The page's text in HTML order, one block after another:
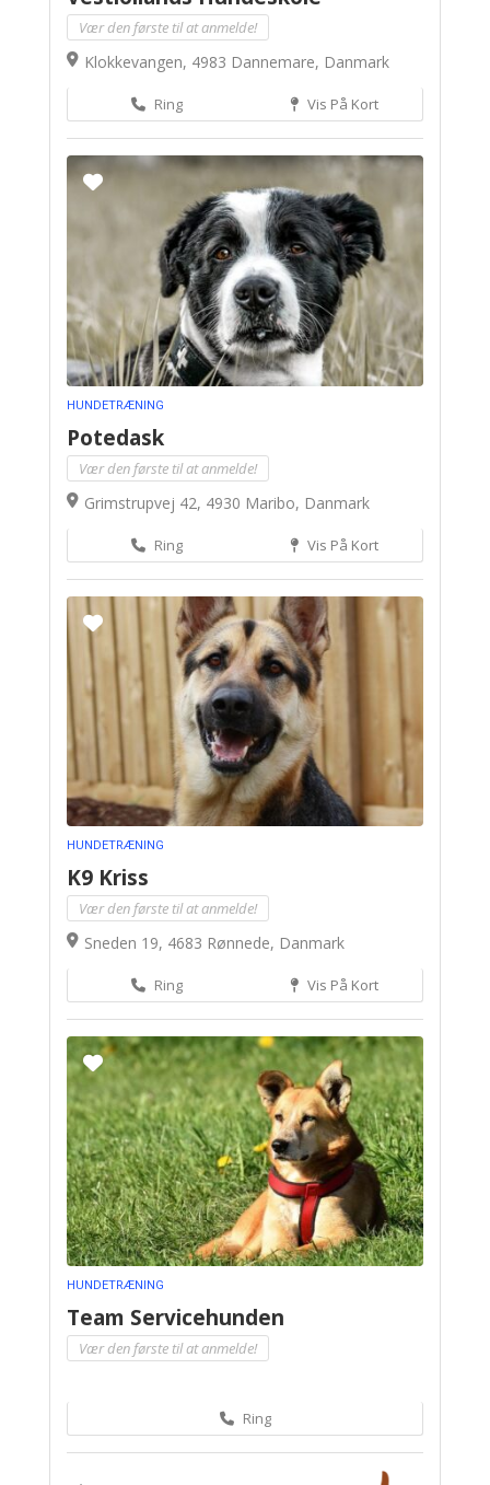
Vær den første til at anmelde!
Klokkevangen, 4983 Dannemare, Danmark
Ring Vis På Kort
HUNDETRÆNING
Potedask
Vær den første til at anmelde!
Grimstrupvej 42, 4930 Maribo, Danmark
Ring Vis På Kort
HUNDETRÆNING
K9 Kriss
Vær den første til at anmelde!
Sneden 19, 4683 Rønnede, Danmark
Ring Vis På Kort
HUNDETRÆNING
Team Servicehunden
Vær den første til at anmelde!
Ring